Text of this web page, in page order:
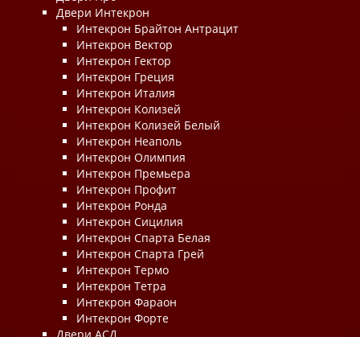
Двери Интекрон
Интекрон Брайтон Антрацит
Интекрон Вектор
Интекрон Гектор
Интекрон Греция
Интекрон Италия
Интекрон Колизей
Интекрон Колизей Белый
Интекрон Неаполь
Интекрон Олимпия
Интекрон Премьера
Интекрон Профит
Интекрон Ронда
Интекрон Сицилия
Интекрон Спарта Белая
Интекрон Спарта Грей
Интекрон Термо
Интекрон Тетра
Интекрон Фараон
Интекрон Форте